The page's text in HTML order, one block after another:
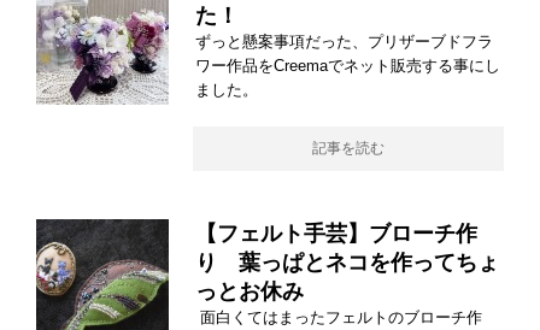
た！
ずっと懸案事項だった、プリザーブドフラ
ワー作品をCreemaでネット販売する事にし
ました。
記事を読む
【フェルト手芸】ブローチ作
り 葉っぱとネコを作ってちょ
っとお休み
面白くてはまったフェルトのブローチ作